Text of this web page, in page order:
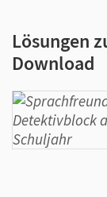
Lösungen
Download